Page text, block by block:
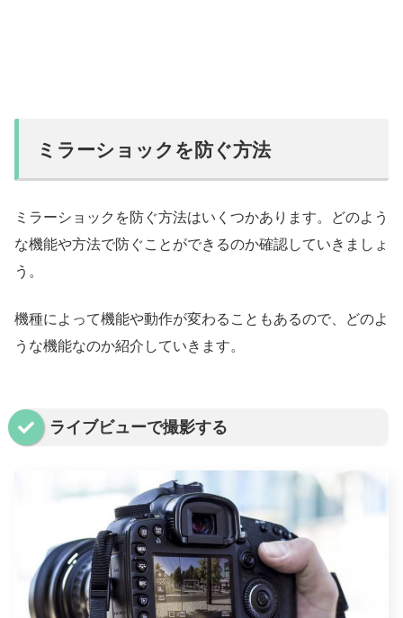
ミラーショックを防ぐ方法
ミラーショックを防ぐ方法はいくつかあります。どのよう
な機能や方法で防ぐことができるのか確認していきましょ
う。
機種によって機能や動作が変わることもあるので、どのよ
うな機能なのか紹介していきます。
ライブビューで撮影する